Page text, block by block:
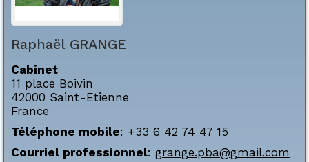
Raphaël GRANGE
Cabinet
11 place Boivin
42000 Saint-Etienne
France
Téléphone mobile: +33 6 42 74 47 15
Courriel professionnel: grange.pba@gmail.com